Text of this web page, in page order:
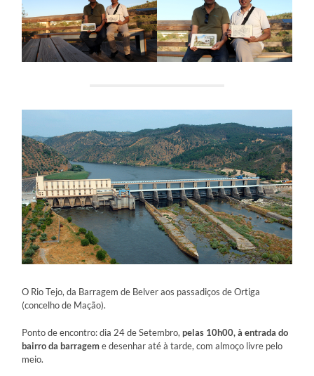
O Rio Tejo, da Barragem de Belver aos passadiços de Ortiga
(concelho de Mação).
Ponto de encontro: dia 24 de Setembro,pelas 10h00, à entrada do
bairro da barrageme desenhar até à tarde, com almoço livre pelo
meio.